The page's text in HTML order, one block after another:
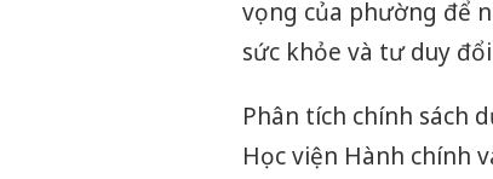
vọng của phường để
sức khỏe và tư duy
Phân tích chính sách
Học viện Hành chính